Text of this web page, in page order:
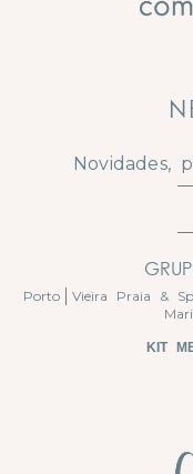
Novidades,
Porto Vieira Praia &
KIT